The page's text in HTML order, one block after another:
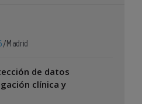
/ Madrid
de datos
clínica y